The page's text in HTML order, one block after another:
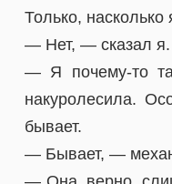
Только,
— Нет, — сказал я.
— Я почему-то
накуролесила.
бывает.
— Бывает, —